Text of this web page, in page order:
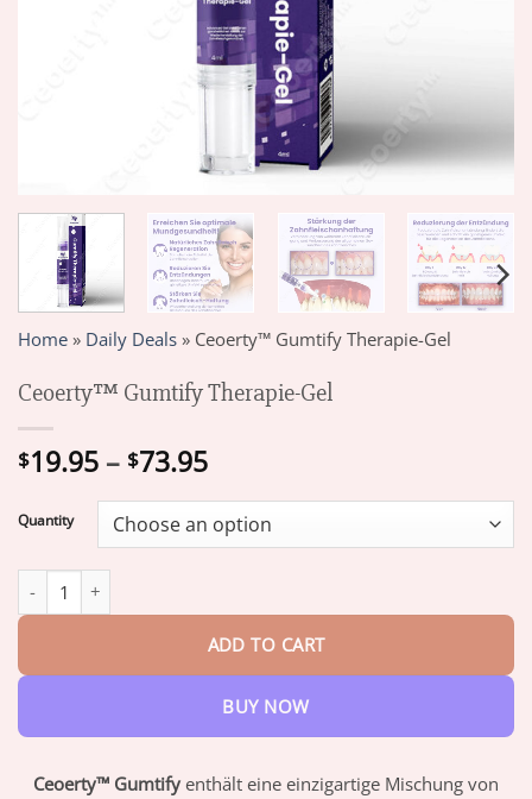
Home » Daily Deals » Ceoerty™ Gumtify Therapie-Gel
Ceoerty™ Gumtify Therapie-Gel
$19.95 – $73.95Price
$19.95
through
Quantity
ADD TO CART
BUY NOW
Ceoerty™ Gumtify enthält eine einzigartige Mischung von